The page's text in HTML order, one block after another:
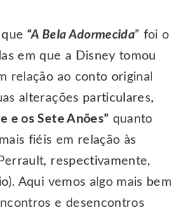
“A Bela Adormecida” foi o
em que a Disney tomou
relação ao conto original
alterações particulares,
e os Sete Anões” quanto
fiéis em relação às
respectivamente,
Aqui vemos algo mais bem
e desencontros